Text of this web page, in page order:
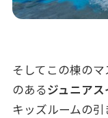
そしてこの棟の
のあるジュニアス
キッズルームの